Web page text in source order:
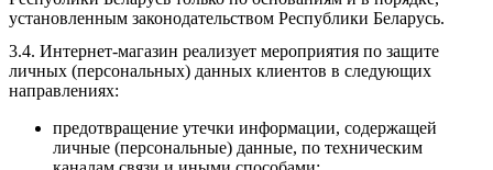
установленным законодательством Республики Беларусь.
3.4. Интернет-магазин реализует мероприятия по защите
личных (персональных) данных клиентов в следующих
направлениях:
предотвращение утечки информации, содержащей
личные (персональные) данные, по техническим